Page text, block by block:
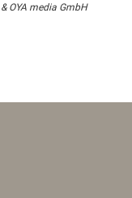
OYA media GmbH